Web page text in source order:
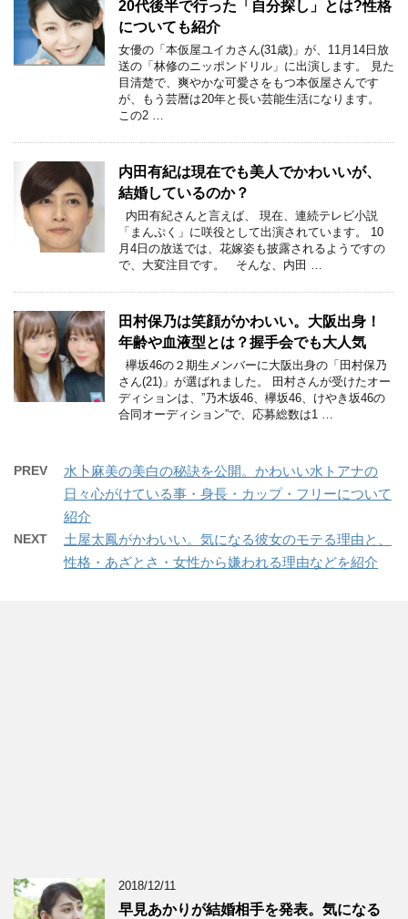
20代後半で行った「自分探し」とは?性格
についても紹介
女優の「本仮屋ユイカさん(31歳)」が、11月14日放
送の「林修のニッポンドリル」に出演します。 見た
目清楚で、爽やかな可愛さをもつ本仮屋さんです
が、もう芸暦は20年と長い芸能生活になります。
この2 …
内田有紀は現在でも美人でかわいいが、
結婚しているのか？
内田有紀さんと言えば、 現在、連続テレビ小説
「まんぷく」に咲役として出演されています。 10
月4日の放送では、花嫁姿も披露されるようですの
で、大変注目です。 そんな、内田 …
田村保乃は笑顔がかわいい。大阪出身！
年齢や血液型とは？握手会でも大人気
欅坂46の２期生メンバーに大阪出身の「田村保乃
さん(21)」が選ばれました。 田村さんが受けたオー
ディションは、”乃木坂46、欅坂46、けやき坂46の
合同オーディション”で、応募総数は1 …
PREV
水卜麻美の美白の秘訣を公開。かわいい水トアナの
日々心がけている事・身長・カップ・フリーについて
紹介
NEXT
土屋太鳳がかわいい。気になる彼女のモテる理由と、
性格・あざとさ・女性から嫌われる理由などを紹介
2018/12/11
早見あかりが結婚相手を発表。気になる